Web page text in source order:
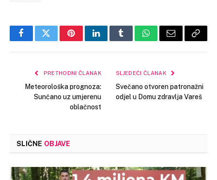
FacebookTwitterPinterestLinkedInTumblrWhatsApp
Email Copy
PRETHODNI ČLANAK
Meteorološka prognoza:
Sunčano uz umjerenu
oblačnost
SLJEDEĆI ČLANAK
Svečano otvoren patronažni
odjel u Domu zdravlja Vareš
SLIČNE OBJAVE